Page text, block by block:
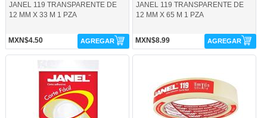
JANEL 119 TRANSPARENTE DE
12 MM X 33 M 1 PZA
MXN$4.50 AGREGAR
JANEL 119 TRANSPARENTE DE
12 MM X 65 M 1 PZA
MXN$8.99 AGREGAR